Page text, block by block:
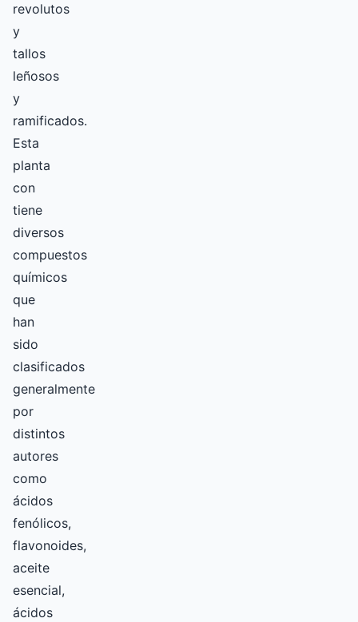
revolutos
y
tallos
leñosos
y
ramificados.
Esta
planta
con
tiene
diversos
compuestos
químicos
que
han
sido
clasificados
generalmente
por
distintos
autores
como
ácidos
fenólicos,
flavonoides,
aceite
esencial,
ácidos